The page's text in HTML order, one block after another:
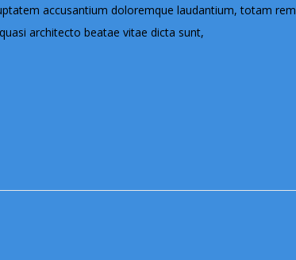
accusantium doloremque laudantium, totam rem
architecto beatae vitae dicta sunt,